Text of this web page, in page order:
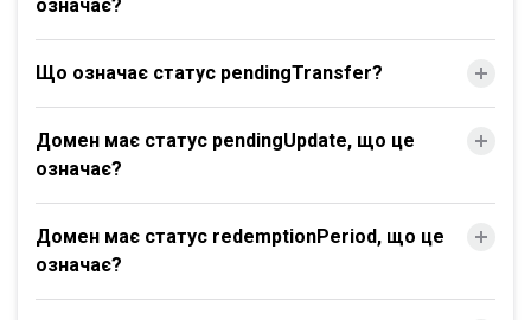
означає?
Що означає статус pendingTransfer?
Домен має статус pendingUpdate, що це
означає?
Домен має статус redemptionPeriod, що це
означає?